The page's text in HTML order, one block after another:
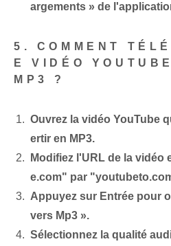
argements » de
5. COMMENT
E VIDÉO
MP3 ?
Ouvrez la vidéo YouTube
ertir en MP3.
Modifiez l'URL de la
e.com" par
Appuyez sur Entrée pour
vers Mp3 ».
Sélectionnez la qualité